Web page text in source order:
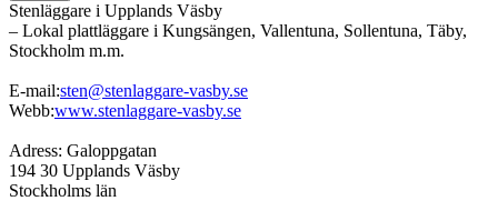
Stenläggare i Upplands Väsby
– Lokal plattläggare i Kungsängen, Vallentuna, Sollentuna, Täby,
Stockholm m.m.
E-mail:sten@stenlaggare-vasby.se
Webb:www.stenlaggare-vasby.se
Adress: Galoppgatan
194 30 Upplands Väsby
Stockholms län